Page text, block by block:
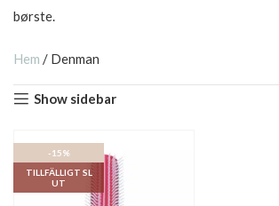
børste.
Hem / Denman
Show sidebar
-15%
TILLFÄLLIGT SL
UT